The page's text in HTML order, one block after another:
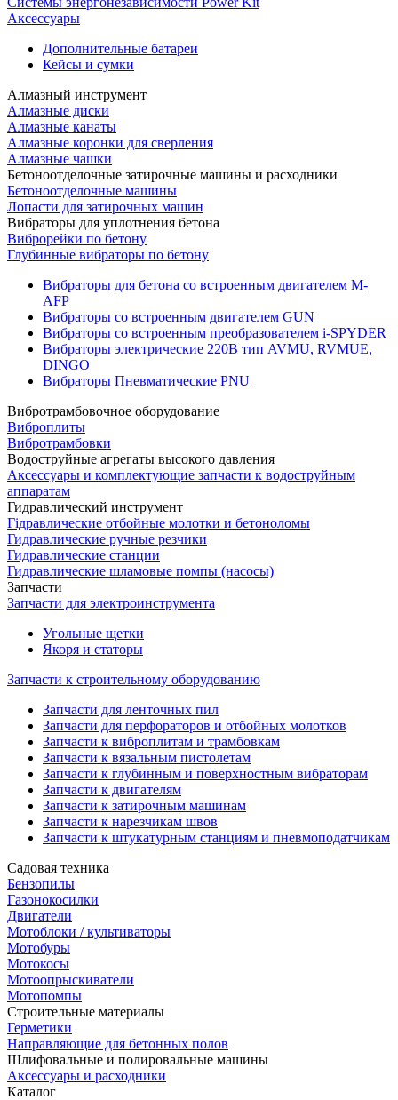
Аксессуары
Дополнительные батареи
Кейсы и сумки
Алмазный инструмент
Алмазные диски
Алмазные канаты
Алмазные коронки для сверления
Алмазные чашки
Бетоноотделочные затирочные машины и расходники
Бетоноотделочные машины
Лопасти для затирочных машин
Вибраторы для уплотнения бетона
Виброрейки по бетону
Глубинные вибраторы по бетону
Вибраторы для бетона со встроенным двигателем M-
AFP
Вибраторы со встроенным двигателем GUN
Вибраторы со встроенным преобразователем i-SPYDER
Вибраторы электрические 220B тип AVMU, RVMUE,
DINGO
Вибраторы Пневматические PNU
Вибротрамбовочное оборудование
Виброплиты
Вибротрамбовки
Водоструйные агрегаты высокого давления
Аксессуары и комплектующие запчасти к водоструйным
аппаратам
Гидравлический инструмент
Гідравлические отбойные молотки и бетоноломы
Гидравлические ручные резчики
Гидравлические станции
Гидравлические шламовые помпы (насосы)
Запчасти
Запчасти для электроинструмента
Угольные щетки
Якоря и статоры
Запчасти к строительному оборудованию
Запчасти для ленточных пил
Запчасти для перфораторов и отбойных молотков
Запчасти к виброплитам и трамбовкам
Запчасти к вязальным пистолетам
Запчасти к глубинным и поверхностным вибраторам
Запчасти к двигателям
Запчасти к затирочным машинам
Запчасти к нарезчикам швов
Запчасти к штукатурным станциям и пневмоподатчикам
Садовая техника
Бензопилы
Газонокосилки
Двигатели
Мотоблоки / культиваторы
Мотобуры
Мотокосы
Мотоопрыскиватели
Мотопомпы
Строительные материалы
Герметики
Направляющие для бетонных полов
Шлифовальные и полировальные машины
Аксессуары и расходники
Каталог